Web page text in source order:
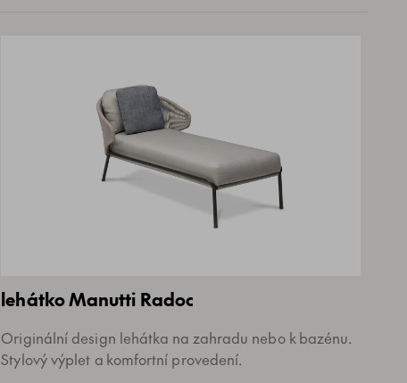
lehátko Manutti Radoc
Originální design lehátka na zahradu nebo k bazénu.
Stylový výplet a komfortní provedení.